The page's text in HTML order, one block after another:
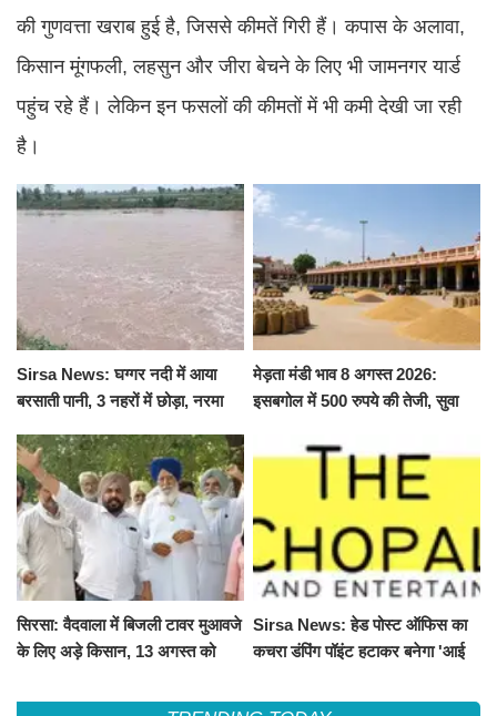
की गुणवत्ता खराब हुई है, जिससे कीमतें गिरी हैं। कपास के अलावा,
किसान मूंगफली, लहसुन और जीरा बेचने के लिए भी जामनगर यार्ड
पहुंच रहे हैं। लेकिन इन फसलों की कीमतों में भी कमी देखी जा रही
है।
Sirsa News: घग्गर नदी में आया
बरसाती पानी, 3 नहरों में छोड़ा, नरमा
मेड़ता मंडी भाव 8 अगस्त 2026:
इसबगोल में 500 रुपये की तेजी, सुवा
सिरसा: वैदवाला में बिजली टावर मुआवजे
के लिए अड़े किसान, 13 अगस्त को
Sirsa News: हेड पोस्ट ऑफिस का
कचरा डंपिंग पॉइंट हटाकर बनेगा 'आई